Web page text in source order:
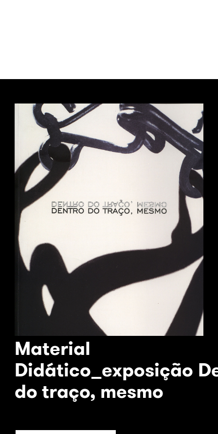
Material
Didático_exposição
do traço, mesmo